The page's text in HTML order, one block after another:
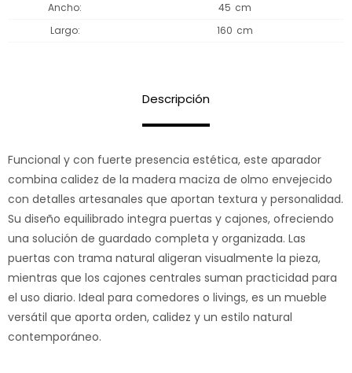
Ancho
45
Largo
160
Descripción
Funcional y con fuerte presencia estética, este aparador
combina calidez de la madera maciza de olmo envejecido
con detalles artesanales que aportan textura y personalidad.
Su diseño equilibrado integra puertas y cajones, ofreciendo
una solución de guardado completa y organizada. Las
puertas con trama natural aligeran visualmente la pieza,
mientras que los cajones centrales suman practicidad para
el uso diario. Ideal para comedores o livings, es un mueble
versátil que aporta orden, calidez y un estilo natural
contemporáneo.